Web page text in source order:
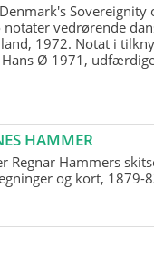
Sovereignity
vedrørende
1972. Notat i
Ø 1971,
HAMMER
Regnar Hammers
og kort, 1879-